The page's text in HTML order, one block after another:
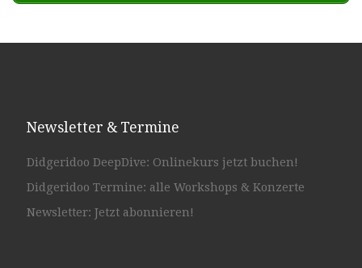
Newsletter & Termine
Didgeridoo DeepDive: Onlinekurs jetzt buchen!
Didgeridoo Termine: alle Workshops & Konzerte
Newsletter: Jetzt abonnieren!